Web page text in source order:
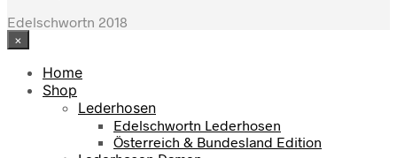
Edelschwortn 2018
×
Home
Shop
Lederhosen
Edelschwortn Lederhosen
Österreich & Bundesland Edition